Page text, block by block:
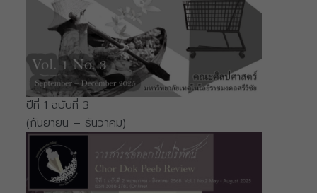
ปีที่ 1 ฉบับที่ 3
(กันยายน – ธันวาคม)